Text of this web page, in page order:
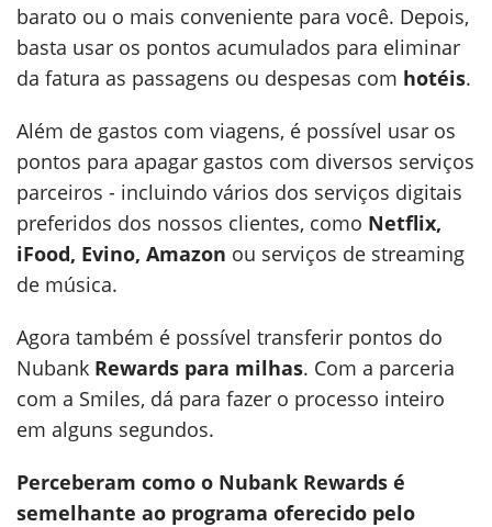
barato ou o mais conveniente para você. Depois,
basta usar os pontos acumulados para eliminar
da fatura as passagens ou despesas com hotéis.
Além de gastos com viagens, é possível usar os
pontos para apagar gastos com diversos serviços
parceiros - incluindo vários dos serviços digitais
preferidos dos nossos clientes, como Netflix,
iFood, Evino, Amazon ou serviços de streaming
de música.
Agora também é possível transferir pontos do
Nubank Rewards para milhas. Com a parceria
com a Smiles, dá para fazer o processo inteiro
em alguns segundos.
Perceberam como o Nubank Rewards é
semelhante ao programa oferecido pelo